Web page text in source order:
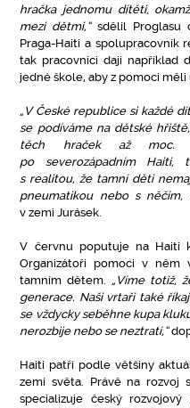
hračka jednomu dítěti,
mezi dětmi,“sdělil Proglasu
Praga-Haiti a spolupracovník
tak pracovníci dají například
jedné škole, aby z pomoci měli
„V České republice si každé
se podíváme na dětské
těch hraček až moc.
po severozápadním Haiti,
s realitou, že tamní děti
pneumatikou nebo s něčím,
v zemi Jurásek.
V červnu poputuje na Haiti
Organizátoři pomoci v něm
tamním dětem. „Víme totiž,
generace. Naši vrtaři také
se vždycky seběhne kupa
nerozbije nebo se neztratí,“
Haiti patří podle většiny
zemí světa. Právě na rozvoj
specializuje český